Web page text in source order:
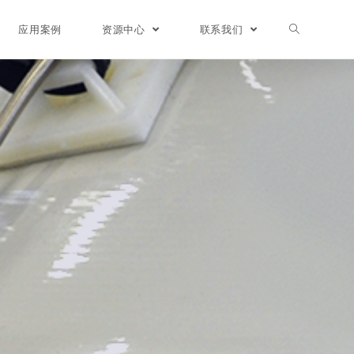
应用案例 资源中心 联系我们